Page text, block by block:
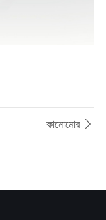
কানোমোর 